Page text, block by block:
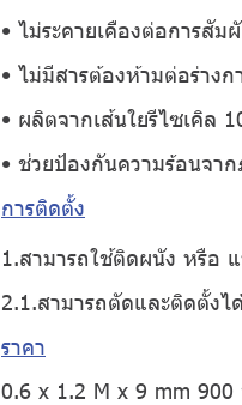
• ไม่ระคายเคืองต่อการสัม
• ไม่มีสารต้องห้ามต่อร่างก
• ผลิตจากเส้นใยรีไซเคิล
• ช่วยป้องกันความร้อนจา
การติดตั้ง
1.สามารถใช้ติดผนัง หรือ
2.1.สามารถตัดและติดตั้งไ
ราคา
0.6 x 1.2 M x 9 mm